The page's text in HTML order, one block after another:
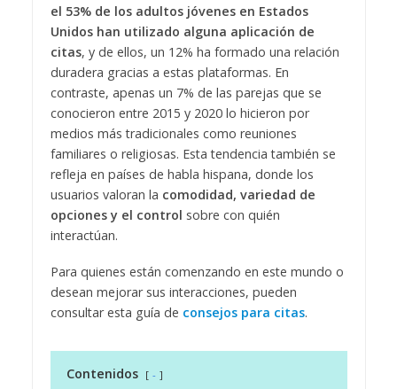
el 53% de los adultos jóvenes en Estados
Unidos han utilizado alguna aplicación de
citas, y de ellos, un 12% ha formado una relación
duradera gracias a estas plataformas. En
contraste, apenas un 7% de las parejas que se
conocieron entre 2015 y 2020 lo hicieron por
medios más tradicionales como reuniones
familiares o religiosas. Esta tendencia también se
refleja en países de habla hispana, donde los
usuarios valoran la comodidad, variedad de
opciones y el control sobre con quién
interactúan.
Para quienes están comenzando en este mundo o
desean mejorar sus interacciones, pueden
consultar esta guía de consejos para citas.
Contenidos
-